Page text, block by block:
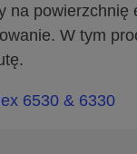
na
W tym
6530 & 6330